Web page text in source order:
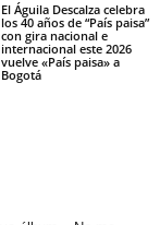
El Águila Descalza celebra
los 40 años de “País paisa”
con gira nacional e
internacional este 2026
vuelve «País paisa» a
Bogotá